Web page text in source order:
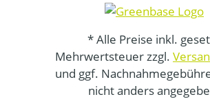
* Alle Preise inkl.
Mehrwertsteuer zzgl.
und ggf.
nicht anders